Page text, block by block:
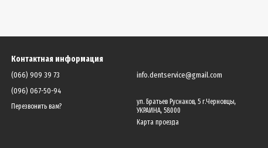
Контактная информация
(066) 909 39 73
(096) 067-50-94
Перезвонить вам?
info.dentservice@gmail.com
ул. Братьев Руснаков, 5 г.Черновцы,
УКРАИНА, 58000
Карта проезда